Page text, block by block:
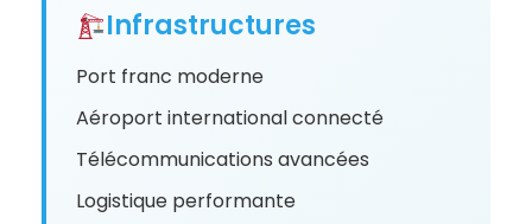
Infrastructures
Port franc moderne
Aéroport international connecté
Télécommunications avancées
Logistique performante